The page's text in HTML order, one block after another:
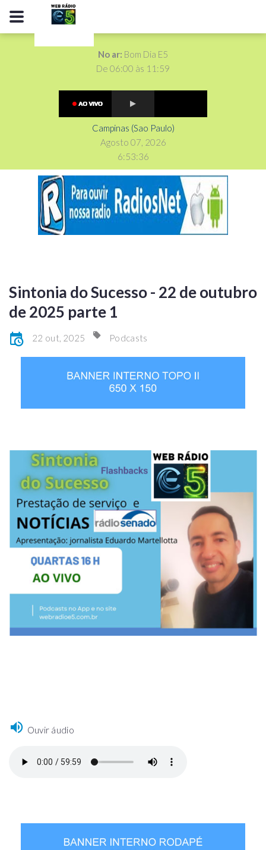
No ar: Bom Dia E5
De 06:00 às 11:59
Campinas (Sao Paulo)
Agosto 07, 2026
6:53:37
Sintonia do Sucesso - 22 de outubro
de 2025 parte 1
22 out, 2025 Podcasts
Ouvir áudio